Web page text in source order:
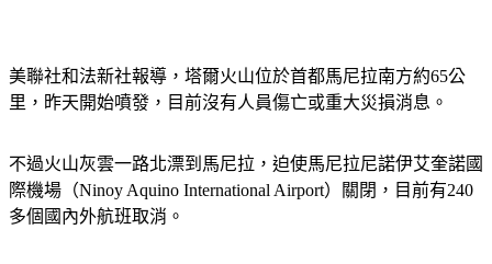
美聯社和法新社報導，塔爾火山位於首都馬尼拉南方約65公
里，昨天開始噴發，目前沒有人員傷亡或重大災損消息。
不過火山灰雲一路北漂到馬尼拉，迫使馬尼拉尼諾伊艾奎諾國
際機場（Ninoy Aquino International Airport）關閉，目前有240
多個國內外航班取消。